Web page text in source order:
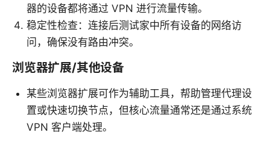
器的设备都将通过 VPN 进行流量传输。
稳定性检查：连接后测试家中所有设备的网络访
问，确保没有路由冲突。
浏览器扩展/其他设备
某些浏览器扩展可作为辅助工具，帮助管理代理设
置或快速切换节点，但核心流量通常还是通过系统
VPN 客户端处理。